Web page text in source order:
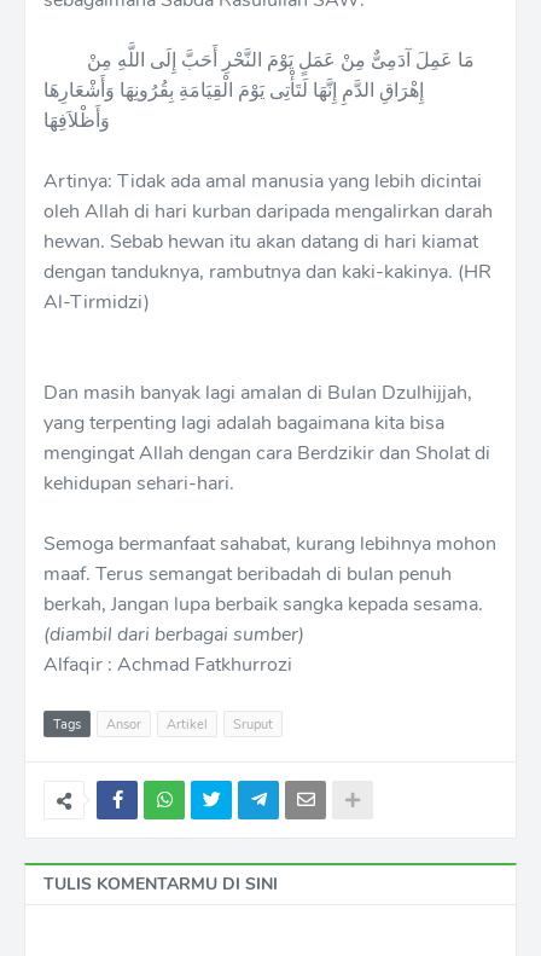
إِهْرَاقِ الدَّمِ إِنَّهَا لَتَأْتِى يَوْمَ الْقِيَامَةِ بِقُرُونِهَا وَأَشْعَارِهَا
Artinya: Tidak ada amal manusia yang lebih dicintai
oleh Allah di hari kurban daripada mengalirkan darah
hewan. Sebab hewan itu akan datang di hari kiamat
dengan tanduknya, rambutnya dan kaki-kakinya. (HR
Al-Tirmidzi)
Dan masih banyak lagi amalan di Bulan Dzulhijjah,
yang terpenting lagi adalah bagaimana kita bisa
mengingat Allah dengan cara Berdzikir dan Sholat di
kehidupan sehari-hari.
Semoga bermanfaat sahabat, kurang lebihnya mohon
maaf. Terus semangat beribadah di bulan penuh
berkah, Jangan lupa berbaik sangka kepada sesama.
(diambil dari berbagai sumber)
Alfaqir : Achmad Fatkhurrozi
Tags Ansor Artikel Sruput
TULIS KOMENTARMU DI SINI